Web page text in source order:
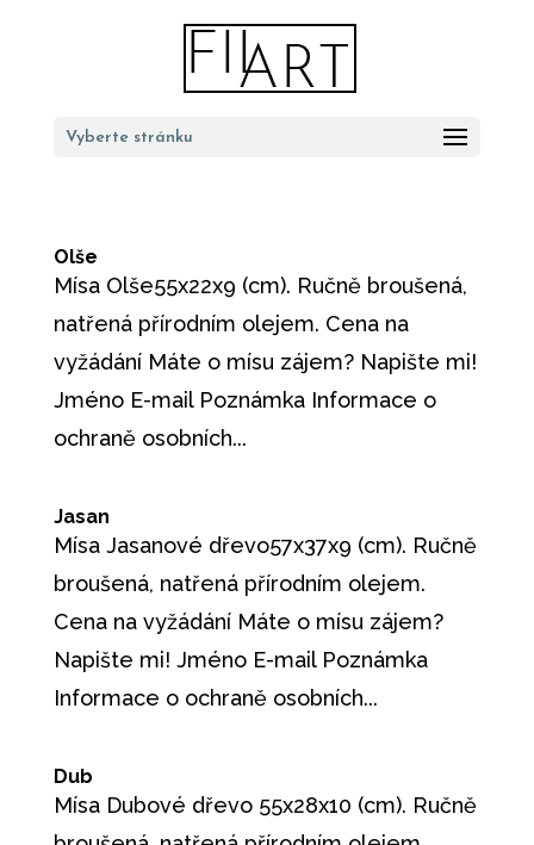
Vyberte stránku
Olše
Mísa Olše55x22x9 (cm). Ručně broušená,
natřená přírodním olejem. Cena na
vyžádání Máte o mísu zájem? Napište mi!
Jméno E-mail Poznámka Informace o
ochraně osobních...
Jasan
Mísa Jasanové dřevo57x37x9 (cm). Ručně
broušená, natřená přírodním olejem.
Cena na vyžádání Máte o mísu zájem?
Napište mi! Jméno E-mail Poznámka
Informace o ochraně osobních...
Dub
Mísa Dubové dřevo 55x28x10 (cm). Ručně